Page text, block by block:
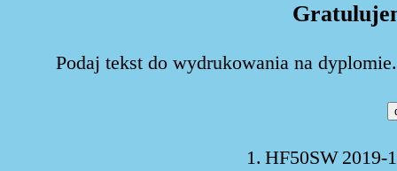
Podaj tekst do wydrukowania na
1. HF50SW 2019-